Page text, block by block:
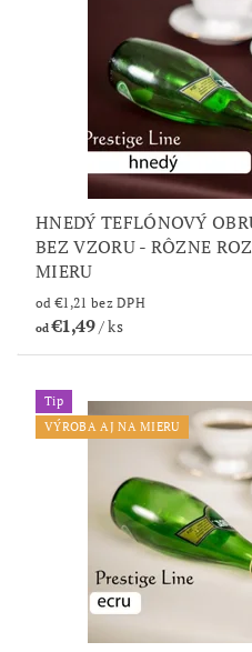
HNEDÝ TEFLÓNOVÝ
BEZ VZORU - RÔZNE
MIERU
od €1,21 bez DPH
od€1,49/ ks
Tip
VÝROBA AJ NA MIERU